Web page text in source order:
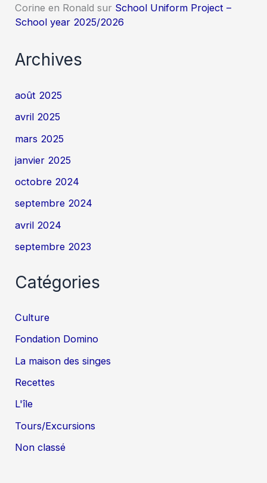
Corine en Ronald sur School Uniform Project –
School year 2025/2026
Archives
août 2025
avril 2025
mars 2025
janvier 2025
octobre 2024
septembre 2024
avril 2024
septembre 2023
Catégories
Culture
Fondation Domino
La maison des singes
Recettes
L'île
Tours/Excursions
Non classé